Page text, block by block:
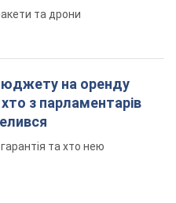
дві сусідні
двоє загиблих,
будинки